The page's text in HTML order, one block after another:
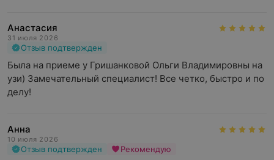
Анастасия
31 июля 2026
Отзыв подтвержден
Была на приеме у Гришанковой Ольги Владимировны на
узи) Замечательный специалист! Все четко, быстро и по
делу!
Анна
10 июля 2026
Отзыв подтвержден Рекомендую